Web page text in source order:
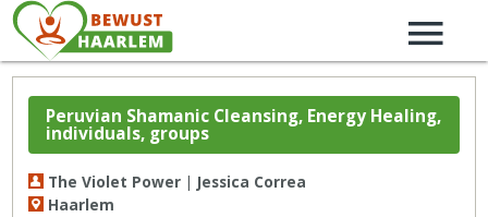
Peruvian Shamanic Cleansing, Energy Healing,
individuals, groups
The Violet Power | Jessica Correa
Haarlem